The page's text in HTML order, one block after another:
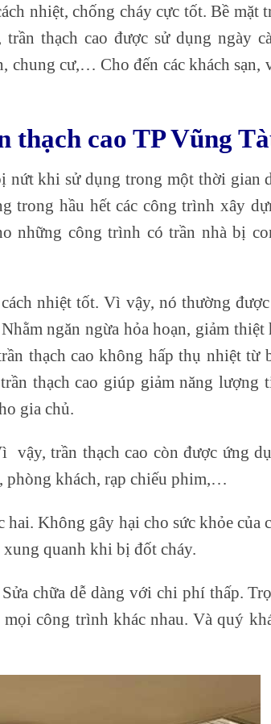
nhiệt, chống cháy cực tốt. Bề mặt
thạch cao được sử dụng ngày
chung cư,… Cho đến các khách sạn,
thạch cao TP Vũng
nứt khi sử dụng trong một thời gian
trong hầu hết các công trình xây
những công trình có trần nhà bị
nhiệt tốt. Vì vậy, nó thường
ngăn ngừa hỏa hoạn, giảm thiệt
thạch cao không hấp thụ nhiệt từ
thạch cao giúp giảm năng lượng
gia chủ.
vậy, trần thạch cao còn được ứng
phòng khách, rạp chiếu phim,…
Không gây hại cho sức khỏe của
quanh khi bị đốt cháy.
chữa dễ dàng với chi phí thấp.
công trình khác nhau. Và quý